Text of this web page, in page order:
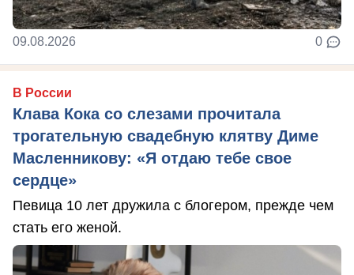
09.08.2026 0
В России
Клава Кока со слезами прочитала
трогательную свадебную клятву Диме
Масленникову: «Я отдаю тебе свое
сердце»
Певица 10 лет дружила с блогером, прежде чем
стать его женой.